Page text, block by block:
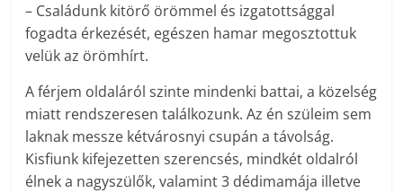
– Családunk kitörő örömmel és izgatottsággal
fogadta érkezését, egészen hamar megosztottuk
velük az örömhírt.
A férjem oldaláról szinte mindenki battai, a közelség
miatt rendszeresen találkozunk. Az én szüleim sem
laknak messze kétvárosnyi csupán a távolság.
Kisfiunk kifejezetten szerencsés, mindkét oldalról
élnek a nagyszülők, valamint 3 dédimamája illetve